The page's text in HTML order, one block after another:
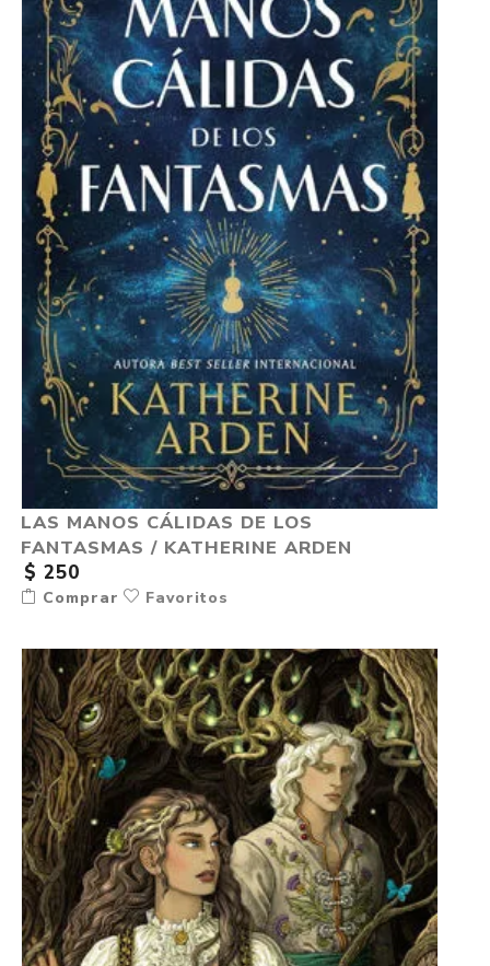
LAS MANOS CÁLIDAS DE LOS
FANTASMAS / KATHERINE ARDEN
$ 250
Comprar Favoritos